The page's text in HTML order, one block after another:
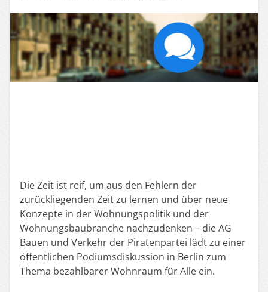
Die Zeit ist reif, um aus den Fehlern der
zurückliegenden Zeit zu lernen und über neue
Konzepte in der Wohnungspolitik und der
Wohnungsbaubranche nachzudenken – die AG
Bauen und Verkehr der Piratenpartei lädt zu einer
öffentlichen Podiumsdiskussion in Berlin zum
Thema bezahlbarer Wohnraum für Alle ein.